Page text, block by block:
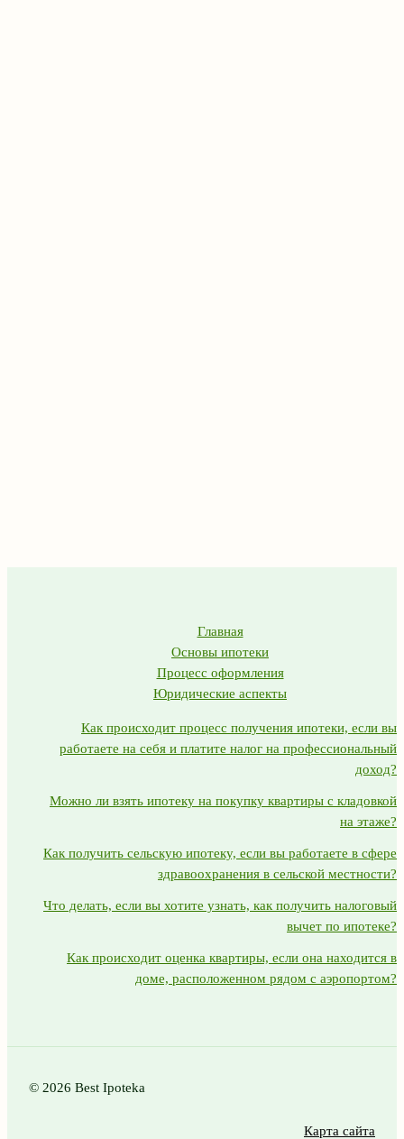
Главная
Основы ипотеки
Процесс оформления
Юридические аспекты
Как происходит процесс получения ипотеки, если вы
работаете на себя и платите налог на профессиональный
доход?
Можно ли взять ипотеку на покупку квартиры с кладовкой
на этаже?
Как получить сельскую ипотеку, если вы работаете в сфере
здравоохранения в сельской местности?
Что делать, если вы хотите узнать, как получить налоговый
вычет по ипотеке?
Как происходит оценка квартиры, если она находится в
доме, расположенном рядом с аэропортом?
© 2026 Best Ipoteka
Карта сайта